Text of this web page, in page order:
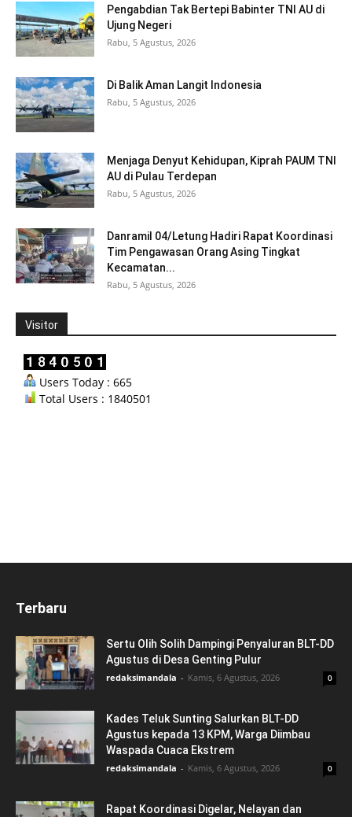
Pengabdian Tak Bertepi Babinter TNI AU di
Ujung Negeri
Rabu, 5 Agustus, 2026
Di Balik Aman Langit Indonesia
Rabu, 5 Agustus, 2026
Menjaga Denyut Kehidupan, Kiprah PAUM TNI
AU di Pulau Terdepan
Rabu, 5 Agustus, 2026
Danramil 04/Letung Hadiri Rapat Koordinasi
Tim Pengawasan Orang Asing Tingkat
Kecamatan...
Rabu, 5 Agustus, 2026
Visitor
Users Today : 665
Total Users : 1840501
Terbaru
Sertu Olih Solih Dampingi Penyaluran BLT-DD
Agustus di Desa Genting Pulur
redaksimandala - Kamis, 6 Agustus, 2026 0
Kades Teluk Sunting Salurkan BLT-DD
Agustus kepada 13 KPM, Warga Diimbau
Waspada Cuaca Ekstrem
redaksimandala - Kamis, 6 Agustus, 2026 0
Rapat Koordinasi Digelar, Nelayan dan